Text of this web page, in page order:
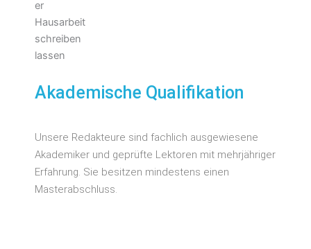
Akademische Qualifikation
Unsere Redakteure sind fachlich ausgewiesene
Akademiker und geprüfte Lektoren mit mehrjähriger
Erfahrung. Sie besitzen mindestens einen
Masterabschluss.